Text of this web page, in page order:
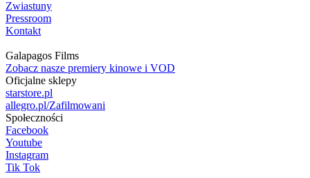
Zwiastuny
Pressroom
Kontakt
Galapagos Films
Zobacz nasze premiery kinowe i VOD
Oficjalne sklepy
starstore.pl
allegro.pl/Zafilmowani
Społeczności
Facebook
Youtube
Instagram
Tik Tok